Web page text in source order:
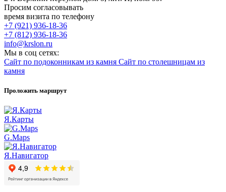
Просим согласовывать
время визита по телефону
+7 (921) 936-18-36
+7 (812) 936-18-36
info@krslon.ru
Мы в соц сетях:
Сайт по подоконникам из камня Сайт по столешницам из
камня
Проложить маршрут
Я.Карты
G.Maps
Я.Навигатор